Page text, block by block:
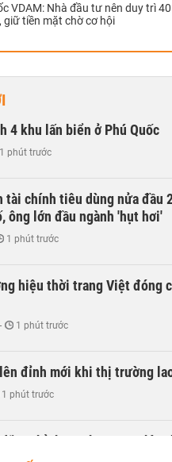
VDAM: Nhà đầu tư nên duy trì
giữ tiền mặt chờ cơ hội
4 khu lấn biển ở Phú Quốc
1 phút trước
tài chính tiêu dùng nửa đầu
ông lớn đầu ngành 'hụt hơi'
1 phút trước
hiệu thời trang Việt đóng
- 1 phút trước
đỉnh mới khi thị trường
1 phút trước
điều chỉnh mạnh, CTCK nhìn